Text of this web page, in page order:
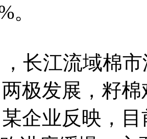
。
江流域棉市
极发展，籽
企业反映，